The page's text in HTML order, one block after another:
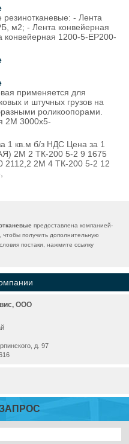
- Лента
м2; - Лента конвейерная
1200-5-ЕР200-
применяется для
и штучных грузов на
роликоопорами.
2М 3000х5-
1 кв.м б/з НДС Цена за 1
2М 2 ТК-200 5-2 9 1675
2112,2 2М 4 ТК-200 5-2 12
предоставлена компанией-
получить дополнительную
постаки, нажмите ссылку
ООО
д. 97